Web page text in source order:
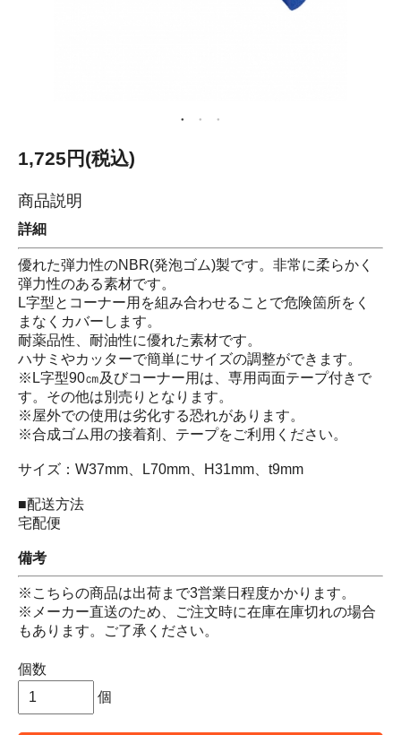
1,725円(税込)
商品説明
詳細
優れた弾力性のNBR(発泡ゴム)製です。非常に柔らかく
弾力性のある素材です。
L字型とコーナー用を組み合わせることで危険箇所をく
まなくカバーします。
耐薬品性、耐油性に優れた素材です。
ハサミやカッターで簡単にサイズの調整ができます。
※L字型90㎝及びコーナー用は、専用両面テープ付きで
す。その他は別売りとなります。
※屋外での使用は劣化する恐れがあります。
※合成ゴム用の接着剤、テープをご利用ください。
サイズ：W37mm、L70mm、H31mm、t9mm
■配送方法
宅配便
備考
※こちらの商品は出荷まで3営業日程度かかります。
※メーカー直送のため、ご注文時に在庫在庫切れの場合
もあります。ご了承ください。
個数
個